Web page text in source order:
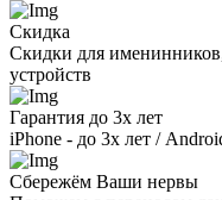
Скидка
Скидки для
устройств
Гарантия до 3х лет
iPhone - до 3х лет /
Сбережём Ваши нервы